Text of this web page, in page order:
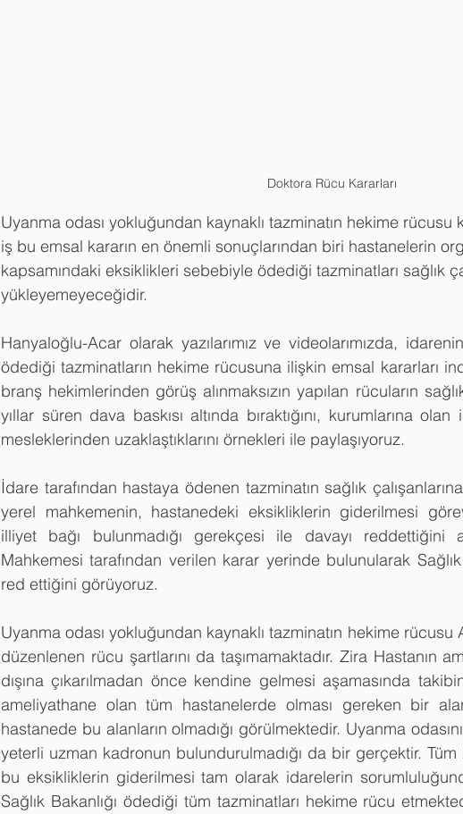
Doktora Rücu Kararları
Uyanma odası yokluğundan kaynaklı tazminatın hekime
iş bu emsal kararın en önemli sonuçlarından biri hastanelerin
kapsamındaki eksiklikleri sebebiyle ödediği tazminatları sağlık
yükleyemeyeceğidir.
Hanyaloğlu-Acar olarak yazılarımız ve videolarımızda,
ödediği tazminatların hekime rücusuna ilişkin emsal kararları
branş hekimlerinden görüş alınmaksızın yapılan rücuların
yıllar süren dava baskısı altında bıraktığını, kurumlarına
mesleklerinden uzaklaştıklarını örnekleri ile paylaşıyoruz.
İdare tarafından hastaya ödenen tazminatın sağlık
yerel mahkemenin, hastanedeki eksikliklerin giderilmesi
illiyet bağı bulunmadığı gerekçesi ile davayı
Mahkemesi tarafından verilen karar yerinde bulunularak Sağlık
red ettiğini görüyoruz.
Uyanma odası yokluğundan kaynaklı tazminatın hekime
düzenlenen rücu şartlarını da taşımamaktadır. Zira Hastanın
dışına çıkarılmadan önce kendine gelmesi aşamasında
ameliyathane olan tüm hastanelerde olması gereken bir
hastanede bu alanların olmadığı görülmektedir. Uyanma
yeterli uzman kadronun bulundurulmadığı da bir gerçektir.
bu eksikliklerin giderilmesi tam olarak idarelerin
Sağlık Bakanlığı ödediği tüm tazminatları hekime rücu